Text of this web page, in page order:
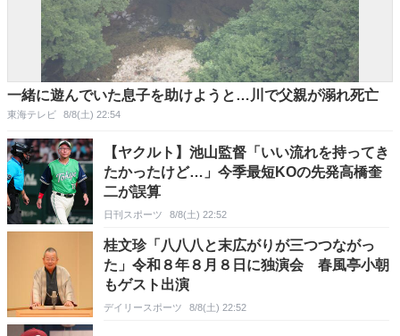
一緒に遊んでいた息子を助けようと…川で父親が溺れ死亡
東海テレビ 8/8(土) 22:54
【ヤクルト】池山監督「いい流れを持ってき
たかったけど…」今季最短KOの先発高橋奎
二が誤算
日刊スポーツ 8/8(土) 22:52
桂文珍「八八八と末広がりが三つつながっ
た」令和８年８月８日に独演会 春風亭小朝
もゲスト出演
デイリースポーツ 8/8(土) 22:52